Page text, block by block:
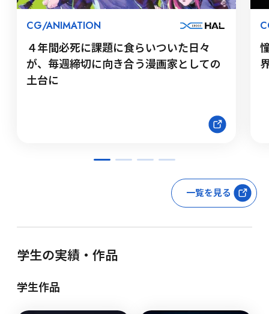
CG/ANIMATION
４年間必死に課題に食らいついた日々
が、毎週締切に向き合う漫画家としての
土台に
一覧を見る
学生の実績・作品
学生作品